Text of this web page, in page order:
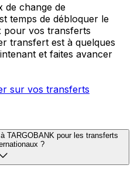
de change de
temps de débloquer le
pour vos transferts
transfert est à quelques
et faites avancer
sur vos transferts
TARGOBANK pour les transferts
?